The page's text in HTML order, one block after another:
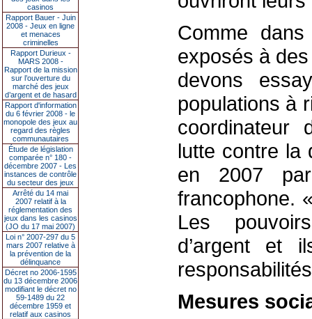
casinos
Rapport Bauer - Juin
2008 - Jeux en ligne
et menaces
criminelles
Rapport Durieux -
MARS 2008 -
Rapport de la mission
sur l’ouverture du
marché des jeux
d’argent et de hasard
Rapport d'information
du 6 février 2008 - le
monopole des jeux au
regard des règles
communautaires
Étude de législation
comparée n° 180 -
décembre 2007 - Les
instances de contrôle
du secteur des jeux
Arrêté du 14 mai
2007 relatif à la
réglementation des
jeux dans les casinos
(JO du 17 mai 2007)
Loi n° 2007-297 du 5
mars 2007 relative à
la prévention de la
délinquance
Décret no 2006-1595
du 13 décembre 2006
modifiant le décret no
59-1489 du 22
décembre 1959 et
relatif aux casinos
Comme
exposés à
devons
populations à
coordinateur
lutte contre la
en 2007
francophone.
Les
d’argent et
Mesures